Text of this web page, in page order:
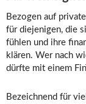
Bezogen auf
für diejenigen, die
fühlen und ihre
klären. Wer nach
dürfte mit einem
Bezeichnend für